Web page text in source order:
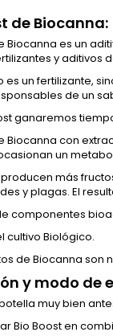
de Biocanna:
Biocanna es un
y aditivos
es un fertilizante,
de un
ganaremos
Biocanna con
un
más
y plagas. El
componentes
cultivo Biológico.
de Biocanna
y modo de
muy bien
Bio Boosten